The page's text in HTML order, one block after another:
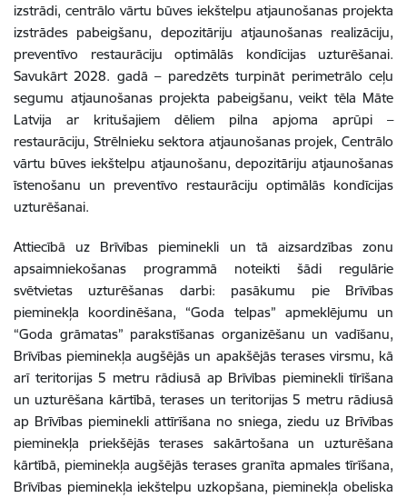
izstrādi, centrālo vārtu būves iekštelpu atjaunošanas projekta
izstrādes pabeigšanu, depozitāriju atjaunošanas realizāciju,
preventīvo restaurāciju optimālās kondīcijas uzturēšanai.
Savukārt 2028. gadā – paredzēts turpināt perimetrālo ceļu
segumu atjaunošanas projekta pabeigšanu, veikt tēla Māte
Latvija ar kritušajiem dēliem pilna apjoma aprūpi –
restaurāciju, Strēlnieku sektora atjaunošanas projek, Centrālo
vārtu būves iekštelpu atjaunošanu, depozitāriju atjaunošanas
īstenošanu un preventīvo restaurāciju optimālās kondīcijas
uzturēšanai.
Attiecībā uz Brīvības pieminekli un tā aizsardzības zonu
apsaimniekošanas programmā noteikti šādi regulārie
svētvietas uzturēšanas darbi: pasākumu pie Brīvības
pieminekļa koordinēšana, “Goda telpas” apmeklējumu un
“Goda grāmatas” parakstīšanas organizēšanu un vadīšanu,
Brīvības pieminekļa augšējās un apakšējās terases virsmu, kā
arī teritorijas 5 metru rādiusā ap Brīvības pieminekli tīrīšana
un uzturēšana kārtībā, terases un teritorijas 5 metru rādiusā
ap Brīvības pieminekli attīrīšana no sniega, ziedu uz Brīvības
pieminekļa priekšējās terases sakārtošana un uzturēšana
kārtībā, pieminekļa augšējās terases granīta apmales tīrīšana,
Brīvības pieminekļa iekštelpu uzkopšana, pieminekļa obeliska